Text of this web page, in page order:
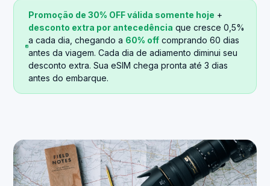
Promoção de 30% OFF válida somente hoje +
desconto extra por antecedência que cresce 0,5%
a cada dia, chegando a 60% off comprando 60 dias
antes da viagem. Cada dia de adiamento diminui seu
desconto extra. Sua eSIM chega pronta até 3 dias
antes do embarque.